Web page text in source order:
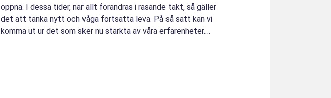
öppna. I dessa tider, när allt förändras i rasande takt, så gäller
det att tänka nytt och våga fortsätta leva. På så sätt kan vi
komma ut ur det som sker nu stärkta av våra erfarenheter.